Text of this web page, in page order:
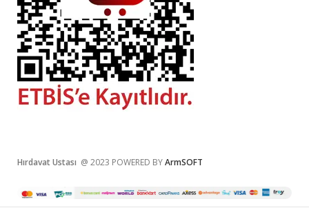
Hırdavat Ustası @ 2023 POWERED BYArmSOFT